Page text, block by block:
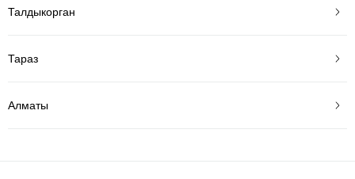
Талдыкорган
Тараз
Алматы